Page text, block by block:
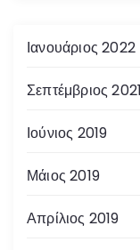
Ιανουάριος 2022
Σεπτέμβριος 2021
Ιούνιος 2019
Μάιος 2019
Απρίλιος 2019